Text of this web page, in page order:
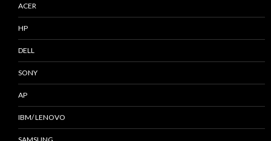
ACER
HP
DELL
SONY
AP
IBM/ LENOVO